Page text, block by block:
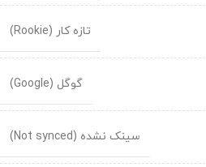
تازه کار (Rookie)
گوگل (Google)
سینک نشده (Not synced)